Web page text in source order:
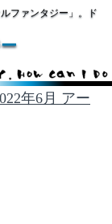
ファンタジー」。ド
年6月 アー